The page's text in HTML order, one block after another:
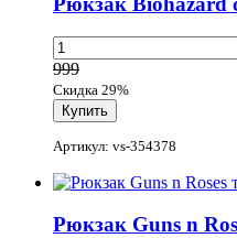
999
Скидка 29%
Артикул: vs-354378
Рюкзак Guns n